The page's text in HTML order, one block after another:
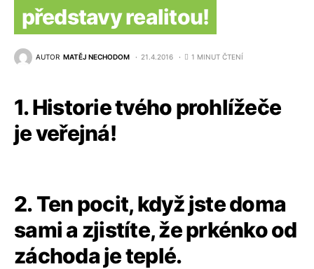
představy realitou!
AUTOR MATĚJ NECHODOM 21.4.2016 1 MINUT ČTENÍ
1. Historie tvého prohlížeče
je veřejná!
2.Ten pocit, když jste doma
sami a zjistíte, že prkénko od
záchoda je teplé.